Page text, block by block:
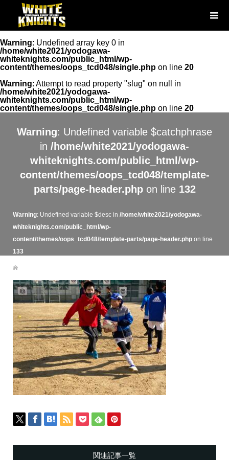
Warning: Undefined array key 0 in
/home/white2021/yodogawa-
whiteknights.com/public_html/wp-
content/themes/oops_tcd048/single.php on line 20
Warning: Attempt to read property "slug" on null in
/home/white2021/yodogawa-
whiteknights.com/public_html/wp-
content/themes/oops_tcd048/single.php on line 20
Warning: Undefined variable $catchphrase
in /home/white2021/yodogawa-
whiteknights.com/public_html/wp-
content/themes/oops_tcd048/template-
parts/page-header.phpon line 132
Warning: Undefined variable $desc in /home/white2021/yodogawa-
whiteknights.com/public_html/wp-
content/themes/oops_tcd048/template-parts/page-header.phpon line
133
関連記事一覧